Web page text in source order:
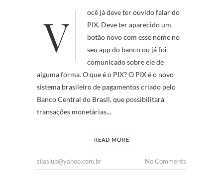
Você já deve ter ouvido falar do
PIX. Deve ter aparecido um
botão novo com esse nome no
seu app do banco ou já foi
comunicado sobre ele de
alguma forma. O que é o PIX? O PIX é o novo
sistema brasileiro de pagamentos criado pelo
Banco Central do Brasil, que possibilitará
transações monetárias…
READ MORE
silasiub@yahoo.com.br No Comments